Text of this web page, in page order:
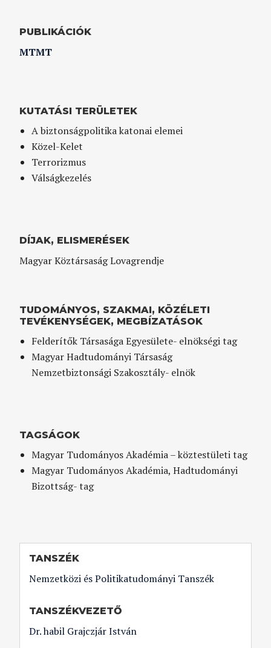
PUBLIKÁCIÓK
MTMT
KUTATÁSI TERÜLETEK
A biztonságpolitika katonai elemei
Közel-Kelet
Terrorizmus
Válságkezelés
DÍJAK, ELISMERÉSEK
Magyar Köztársaság Lovagrendje
TUDOMÁNYOS, SZAKMAI, KÖZÉLETI
TEVÉKENYSÉGEK, MEGBÍZATÁSOK
Felderítők Társasága Egyesülete- elnökségi tag
Magyar Hadtudományi Társaság
Nemzetbiztonsági Szakosztály- elnök
TAGSÁGOK
Magyar Tudományos Akadémia – köztestületi tag
Magyar Tudományos Akadémia, Hadtudományi
Bizottság- tag
TANSZÉK
Nemzetközi és Politikatudományi Tanszék
TANSZÉKVEZETŐ
Dr. habil Grajczjár István